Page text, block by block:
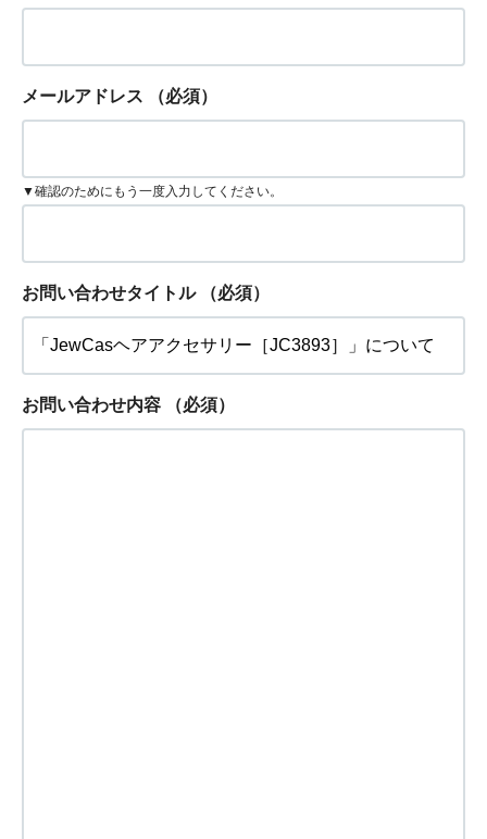
メールアドレス （必須）
▼確認のためにもう一度入力してください。
お問い合わせタイトル （必須）
お問い合わせ内容 （必須）